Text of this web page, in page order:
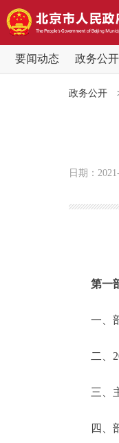
要闻动态 政务公开
政务公开
日期：
第一
一、部
二、
三、主
四、部